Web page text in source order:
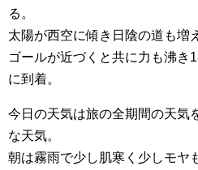
る。
太陽が西空に傾き日陰の道も増
ゴールが近づくと共に力も沸き
に到着。
今日の天気は旅の全期間の天気
な天気。
朝は霧雨で少し肌寒く少しモヤ